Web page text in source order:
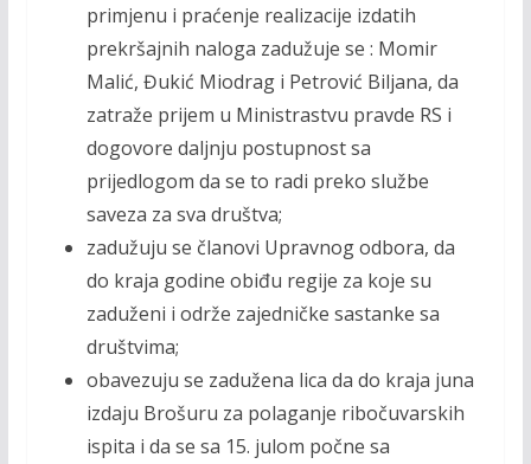
primjenu i praćenje realizacije izdatih
prekršajnih naloga zadužuje se : Momir
Malić, Đukić Miodrag i Petrović Biljana, da
zatraže prijem u Ministrastvu pravde RS i
dogovore daljnju postupnost sa
prijedlogom da se to radi preko službe
saveza za sva društva;
zadužuju se članovi Upravnog odbora, da
do kraja godine obiđu regije za koje su
zaduženi i održe zajedničke sastanke sa
društvima;
obavezuju se zadužena lica da do kraja juna
izdaju Brošuru za polaganje ribočuvarskih
ispita i da se sa 15. julom počne sa